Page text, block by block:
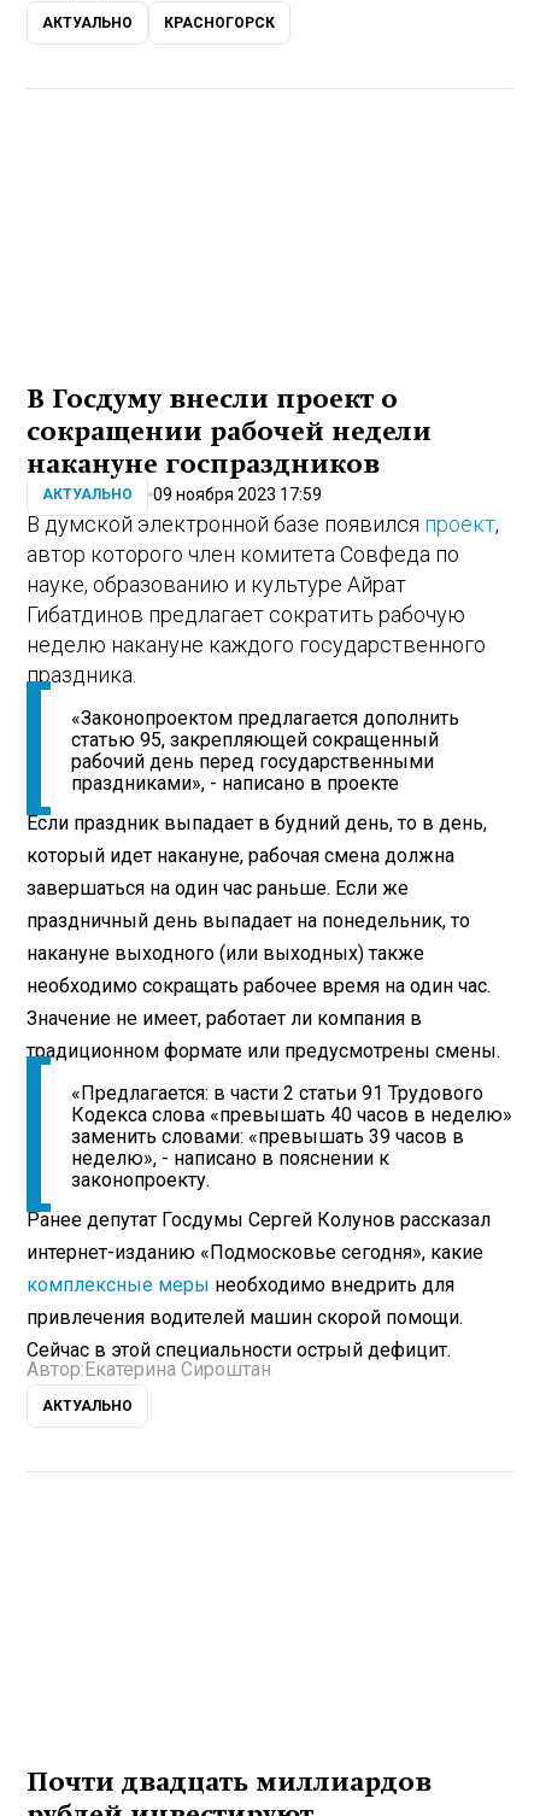
АКТУАЛЬНО КРАСНОГОРСК
В Госдуму внесли проект о
сокращении рабочей недели
накануне госпраздников
АКТУАЛЬНО 09 ноября 2023 17:59
В думской электронной базе появился проект,
автор которого член комитета Совфеда по
науке, образованию и культуре Айрат
Гибатдинов предлагает сократить рабочую
неделю накануне каждого государственного
праздника.
«Законопроектом предлагается дополнить
статью 95, закрепляющей сокращенный
рабочий день перед государственными
праздниками», - написано в проекте
Если праздник выпадает в будний день, то в день,
который идет накануне, рабочая смена должна
завершаться на один час раньше. Если же
праздничный день выпадает на понедельник, то
накануне выходного (или выходных) также
необходимо сокращать рабочее время на один час.
Значение не имеет, работает ли компания в
традиционном формате или предусмотрены смены.
«Предлагается: в части 2 статьи 91 Трудового
Кодекса слова «превышать 40 часов в неделю»
заменить словами: «превышать 39 часов в
неделю», - написано в пояснении к
законопроекту.
Ранее депутат Госдумы Сергей Колунов рассказал
интернет-изданию «Подмосковье сегодня», какие
комплексные меры необходимо внедрить для
привлечения водителей машин скорой помощи.
Сейчас в этой специальности острый дефицит.
Автор: Екатерина Сироштан
АКТУАЛЬНО
Почти двадцать миллиардов